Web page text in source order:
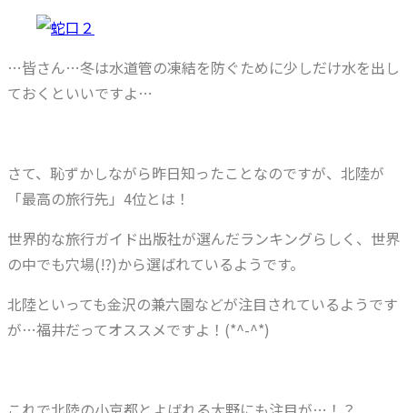
…皆さん…冬は水道管の凍結を防ぐために少しだけ水を出し
ておくといいですよ…
さて、恥ずかしながら昨日知ったことなのですが、北陸が
「最高の旅行先」4位とは！
世界的な旅行ガイド出版社が選んだランキングらしく、世界
の中でも穴場(!?)から選ばれているようです。
北陸といっても金沢の兼六園などが注目されているようです
が…福井だってオススメですよ！(*^-^*)